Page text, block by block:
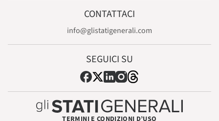
CONTATTACI
info@glistatigenerali.com
SEGUICI SU
TERMINI E CONDIZIONI D’USO